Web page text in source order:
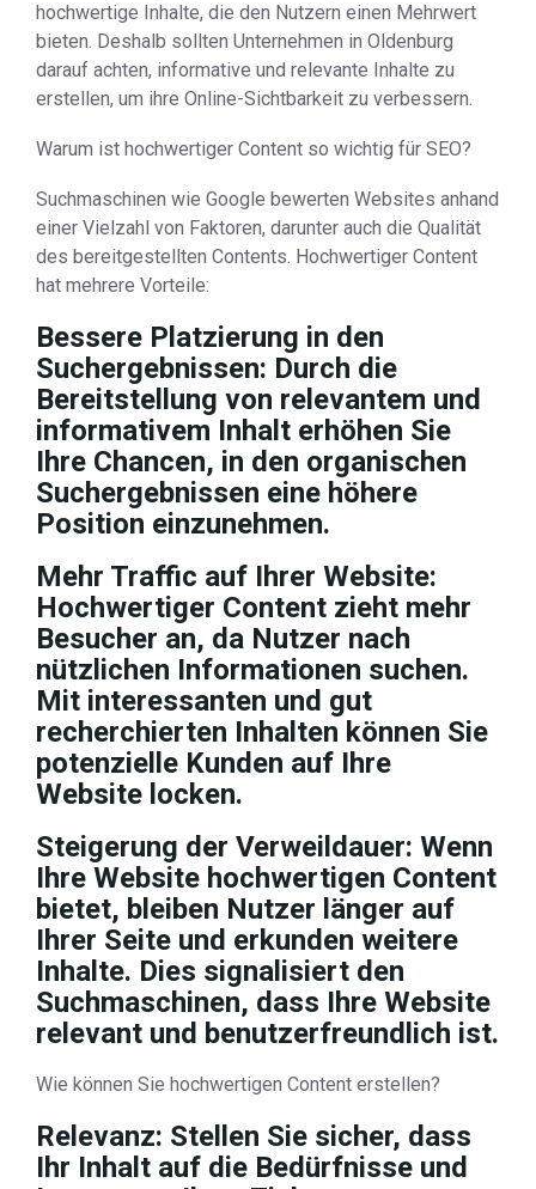
hochwertige Inhalte, die den Nutzern einen Mehrwert
bieten. Deshalb sollten Unternehmen in Oldenburg
darauf achten, informative und relevante Inhalte zu
erstellen, um ihre Online-Sichtbarkeit zu verbessern.
Warum ist hochwertiger Content so wichtig für SEO?
Suchmaschinen wie Google bewerten Websites anhand
einer Vielzahl von Faktoren, darunter auch die Qualität
des bereitgestellten Contents. Hochwertiger Content
hat mehrere Vorteile:
Bessere Platzierung in den
Suchergebnissen: Durch die
Bereitstellung von relevantem und
informativem Inhalt erhöhen Sie
Ihre Chancen, in den organischen
Suchergebnissen eine höhere
Position einzunehmen.
Mehr Traffic auf Ihrer Website:
Hochwertiger Content zieht mehr
Besucher an, da Nutzer nach
nützlichen Informationen suchen.
Mit interessanten und gut
recherchierten Inhalten können Sie
potenzielle Kunden auf Ihre
Website locken.
Steigerung der Verweildauer: Wenn
Ihre Website hochwertigen Content
bietet, bleiben Nutzer länger auf
Ihrer Seite und erkunden weitere
Inhalte. Dies signalisiert den
Suchmaschinen, dass Ihre Website
relevant und benutzerfreundlich ist.
Wie können Sie hochwertigen Content erstellen?
Relevanz: Stellen Sie sicher, dass
Ihr Inhalt auf die Bedürfnisse und